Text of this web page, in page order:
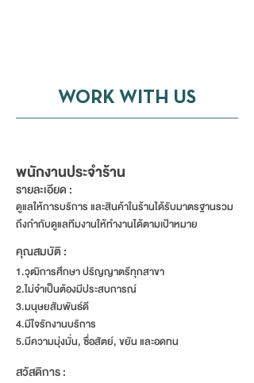
WORK WITH US
พนักงานประจำร้าน
รายละเอียด :
ดูแลให้การบริการ และสินค้าในร้านได้รับมาตรฐานรวม
ถึงกำกับดูแลทีมงานให้ทำงานได้ตามเป้าหมาย
คุณสมบัติ :
1.วุฒิการศึกษา ปริญญาตรีทุกสาขา
2.ไม่จำเป็นต้องมีประสบการณ์
3.มนุษยสัมพันธ์ดี
4.มีใจรักงานบริการ
5.มีความมุ่งมั่น, ซื่อสัตย์, ขยัน และอดทน
สวัสดิการ :